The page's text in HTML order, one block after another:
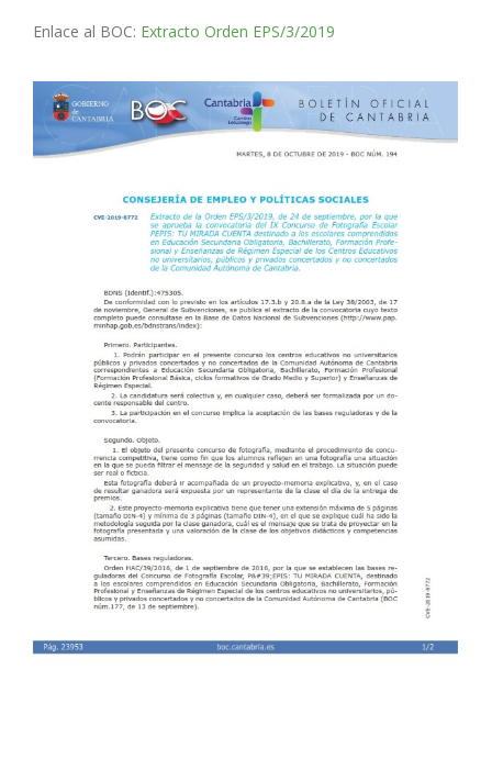
Enlace al BOC: Extracto Orden EPS/3/2019